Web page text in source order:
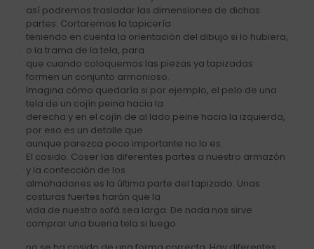
así podremos trasladar las dimensiones de dichas
partes. Cortaremos la tapicería
teniendo en cuenta la orientación del dibujo si lo hubiera,
o la trama de la tela, para
que cuando coloquemos las piezas ya tapizadas
formen un conjunto armonioso.
Imagina cómo quedaría si por ejemplo, el pelo de una
tela de un cojín peina hacia la
derecha y en el cojín de al lado peine hacia la izquierda,
por eso es un detalle que
aunque parezca poco importante no lo es.
El cosido. Coser las diferentes partes a nuestro armazón
y la confección de los
almohadones es la última parte del tapizado. Unas
costuras fuertes harán que la
vida de nuestro sofá sea larga. De nada nos sirve
comprar una buena tela si luego